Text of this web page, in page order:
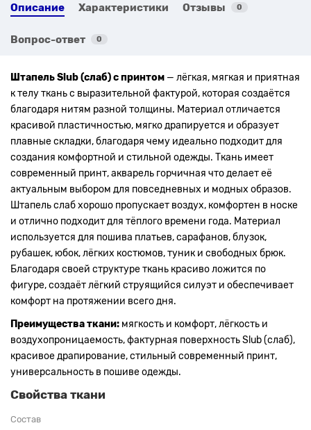
Описание Характеристики Отзывы 0
Вопрос-ответ 0
Штапель Slub (слаб) с принтом — лёгкая, мягкая и приятная
к телу ткань с выразительной фактурой, которая создаётся
благодаря нитям разной толщины. Материал отличается
красивой пластичностью, мягко драпируется и образует
плавные складки, благодаря чему идеально подходит для
создания комфортной и стильной одежды. Ткань имеет
современный принт, акварель горчичная что делает её
актуальным выбором для повседневных и модных образов.
Штапель слаб хорошо пропускает воздух, комфортен в носке
и отлично подходит для тёплого времени года. Материал
используется для пошива платьев, сарафанов, блузок,
рубашек, юбок, лёгких костюмов, туник и свободных брюк.
Благодаря своей структуре ткань красиво ложится по
фигуре, создаёт лёгкий струящийся силуэт и обеспечивает
комфорт на протяжении всего дня.
Преимущества ткани: мягкость и комфорт, лёгкость и
воздухопроницаемость, фактурная поверхность Slub (слаб),
красивое драпирование, стильный современный принт,
универсальность в пошиве одежды.
Свойства ткани
Состав